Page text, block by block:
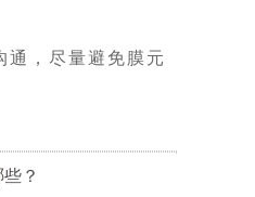
通，尽量避免膜元
？